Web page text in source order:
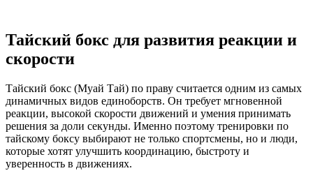
Тайский бокс для развития реакции и
скорости
Тайский бокс (Муай Тай) по праву считается одним из самых
динамичных видов единоборств. Он требует мгновенной
реакции, высокой скорости движений и умения принимать
решения за доли секунды. Именно поэтому тренировки по
тайскому боксу выбирают не только спортсмены, но и люди,
которые хотят улучшить координацию, быстроту и
уверенность в движениях.